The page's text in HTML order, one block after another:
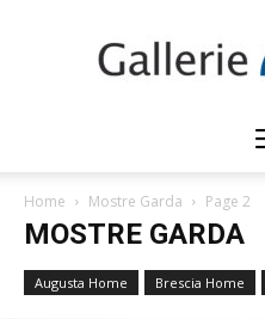
Home Mostre Garda Page 2
MOSTRE GARDA
Augusta Home Brescia Home